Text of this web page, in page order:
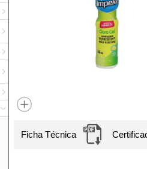
Ficha Técnica